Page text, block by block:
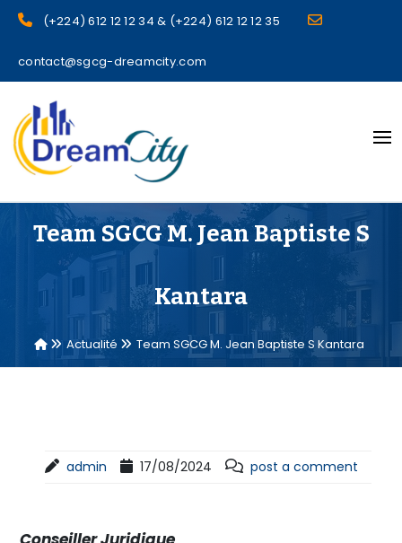
(+224) 612 12 12 34 & (+224) 612 12 12 35
contact@sgcg-dreamcity.com
sgcg dreamcity
Team SGCG M. Jean Baptiste S
Kantara
Actualité Team SGCG M. Jean Baptiste S Kantara
admin 17/08/2024 post a comment